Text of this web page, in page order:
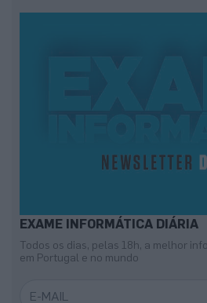
EXAME INFORMÁTICA DIÁRIA
Todos os dias, pelas 18h, a melhor
em Portugal e no mundo